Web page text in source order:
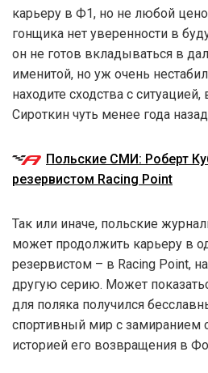
карьеру в Ф1, но не любой
гонщика нет уверенности в
он не готов вкладываться в
именитой, но уж очень
находите сходства с
Сироткин чуть менее года
Польские СМИ: Роберт
резервистом Racing Point
Так или иначе, польские
может продолжить карьеру в
резервистом – в Racing Point,
другую серию. Может
для поляка получился
спортивный мир с замиранием
историей его возвращения в